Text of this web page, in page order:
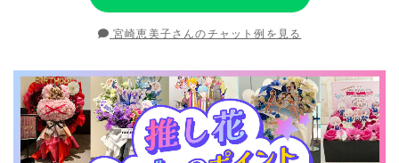
宮崎恵美子さんのチャット例を見る